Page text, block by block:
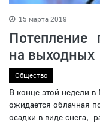
15 марта 2019
Потепление
на выходных
Общество
В конце этой недели в
ожидается облачная
осадки в виде снега,